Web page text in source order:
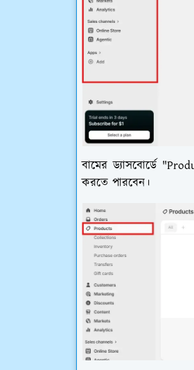
বামের ড্যাসবোর্ডে
করতে পারবেন।